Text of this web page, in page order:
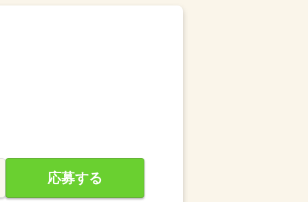
応募する